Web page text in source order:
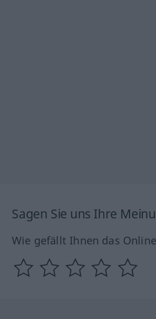
Sagen Sie uns Ihre
Wie gefällt Ihnen das